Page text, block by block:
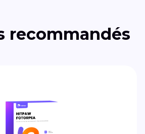
recommandés